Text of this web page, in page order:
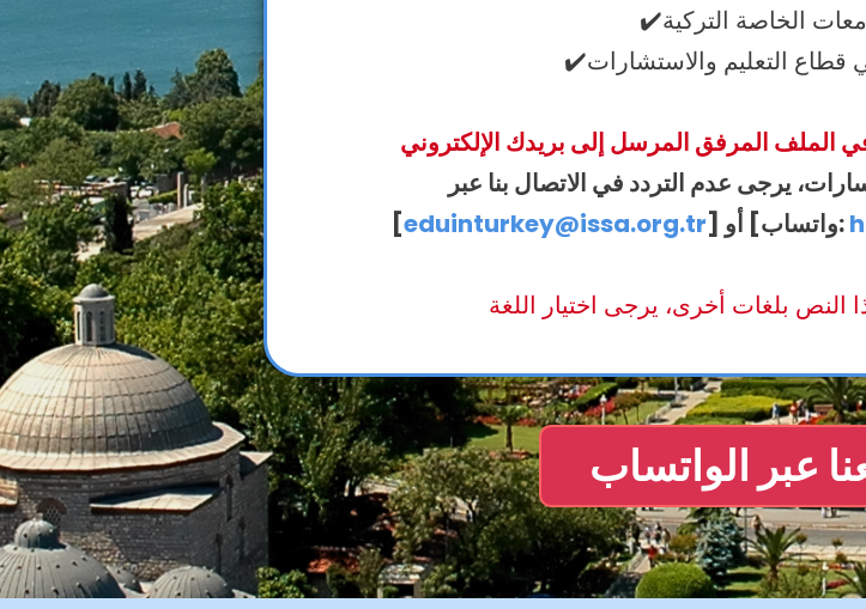
يرجى عدم التردد في الاتصال بنا عبر
[eduinturkey@issa.org.tr ] أو [واتساب:
عبر الواتساب